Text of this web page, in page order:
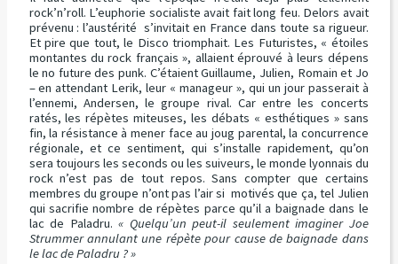
rock’n’roll. L’euphorie socialiste avait fait long feu. Delors avait
prévenu : l’austérité s’invitait en France dans toute sa rigueur.
Et pire que tout, le Disco triomphait. Les Futuristes, « étoiles
montantes du rock français », allaient éprouvé à leurs dépens
le no future des punk. C’étaient Guillaume, Julien, Romain et Jo
– en attendant Lerik, leur « manageur », qui un jour passerait à
l’ennemi, Andersen, le groupe rival. Car entre les concerts
ratés, les répètes miteuses, les débats « esthétiques » sans
fin, la résistance à mener face au joug parental, la concurrence
régionale, et ce sentiment, qui s’installe rapidement, qu’on
sera toujours les seconds ou les suiveurs, le monde lyonnais du
rock n’est pas de tout repos. Sans compter que certains
membres du groupe n’ont pas l’air si motivés que ça, tel Julien
qui sacrifie nombre de répètes parce qu’il a baignade dans le
lac de Paladru.« Quelqu’un peut-il seulement imaginer Joe
Strummer annulant une répète pour cause de baignade dans
le lac de Paladru ? »